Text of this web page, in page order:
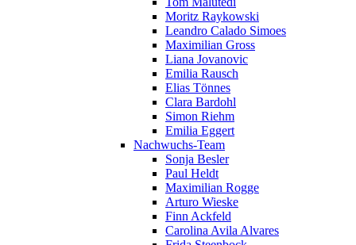
Moritz Raykowski
Leandro Calado Simoes
Maximilian Gross
Liana Jovanovic
Emilia Rausch
Elias Tönnes
Clara Bardohl
Simon Riehm
Emilia Eggert
Nachwuchs-Team
Sonja Besler
Paul Heldt
Maximilian Rogge
Arturo Wieske
Finn Ackfeld
Carolina Avila Alvares